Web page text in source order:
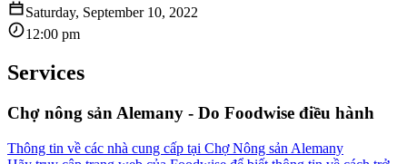
Saturday, September 10, 2022
12:00 pm
Services
Chợ nông sản Alemany - Do Foodwise điều hành
Thông tin về các nhà cung cấp tại Chợ Nông sản Alemany